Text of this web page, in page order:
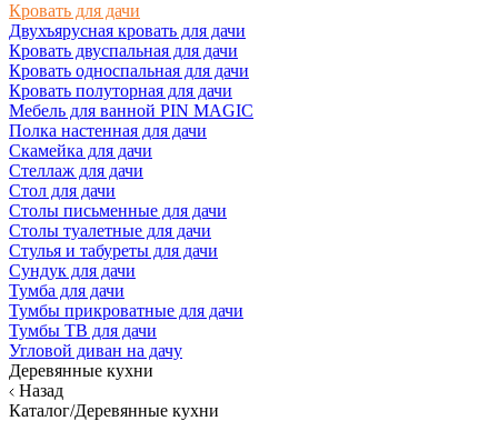
Кровать для дачи
Двухъярусная кровать для дачи
Кровать двуспальная для дачи
Кровать односпальная для дачи
Кровать полуторная для дачи
Мебель для ванной PIN MAGIC
Полка настенная для дачи
Скамейка для дачи
Стеллаж для дачи
Стол для дачи
Столы письменные для дачи
Столы туалетные для дачи
Стулья и табуреты для дачи
Сундук для дачи
Тумба для дачи
Тумбы прикроватные для дачи
Тумбы ТВ для дачи
Угловой диван на дачу
Деревянные кухни
Назад
Каталог/Деревянные кухни